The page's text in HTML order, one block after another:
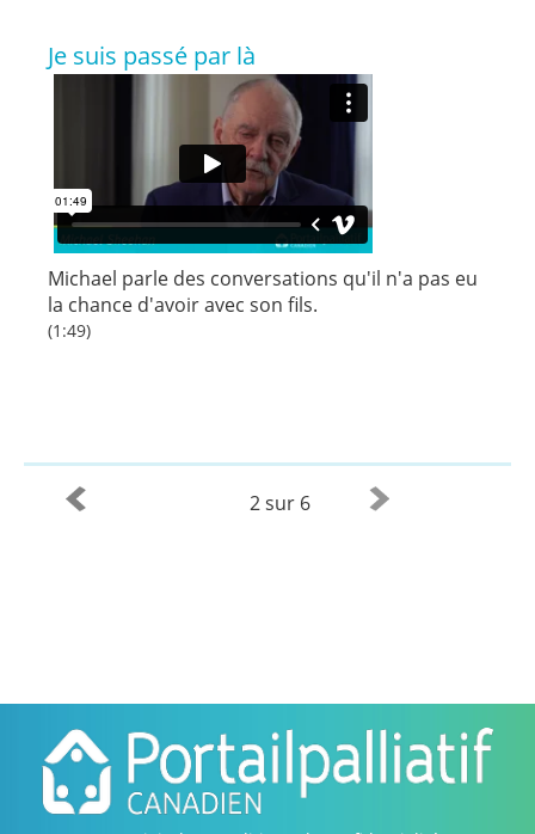
Je suis passé par là
Michael parle des conversations qu'il n'a pas eu
la chance d'avoir avec son fils.
(1:49)
2 sur 6